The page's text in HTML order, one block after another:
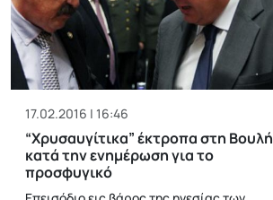
17.02.2016 | 16:46
“Χρυσαυγίτικα” έκτροπα στη Βουλή
κατά την ενημέρωση για το
προσφυγικό